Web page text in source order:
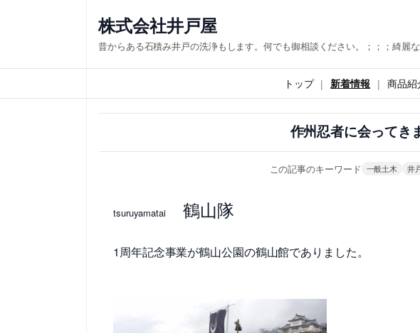
ス
キ
株式会社井戸屋
昔からある石積み井戸の洗浄もします。何でも御相談ください。；；；綺麗な
トップ 新着情報 商品紹
作州忍者に会ってき
この記事のキーワード 一般土木 井
tsuruyamatai鶴山隊
1周年記念事業が鶴山公園の鶴山館でありました。